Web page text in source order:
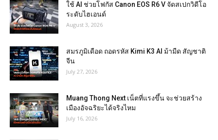
ใช้ AI ช่วยโฟกัส Canon EOS R6 V จัดสเปกวิดีโอ
ระดับไฮเอนด์
August 3, 2026
สมรภูมิเดือด ถอดรหัส Kimi K3 AI ม้ามืด สัญชาติ
จีน
July 27, 2026
Muang Thong Next เน็ตที่แรงขึ้น จะช่วยสร้าง
เมืองอัจฉริยะได้จริงไหม
July 16, 2026